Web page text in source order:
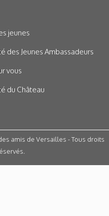
jeunes
des Jeunes Ambassadeurs
vous
du Château
amis de Versailles - Tous droits